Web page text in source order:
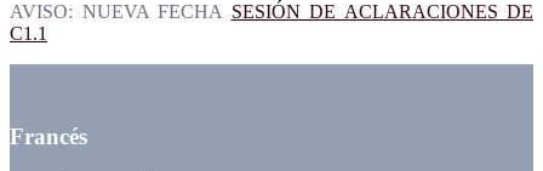
AVISO: NUEVA FECHA SESIÓN DE ACLARACIONES DE
C1.1
Francés